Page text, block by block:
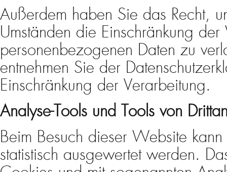
Außerdem haben Sie das Recht,
Umständen die Einschränkung
personenbezogenen Daten zu
entnehmen Sie der
Einschränkung der Verarbeitung.
Analyse-Tools und Tools von
Beim Besuch dieser Website kann
statistisch ausgewertet werden.